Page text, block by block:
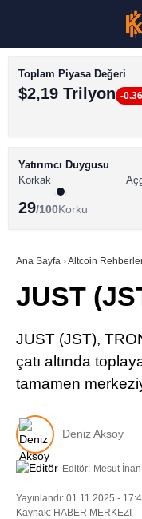
BİTCOİN HABERLERİ
ALTCOİN HABERLERİ
SÖZLÜK
Toplam Piyasa Değeri
$2,19 Trilyon -
Yatırımcı Duygusu
Korkak
29/100Korku
Ana Sayfa ›Altcoin
JUST
JUST (JST),
çatı altında
tamamen
Deniz Aksoy
Editör: Mesut İnan
Yayınlandı: 01.11.2025 -
Kaynak: HABER MERKEZI